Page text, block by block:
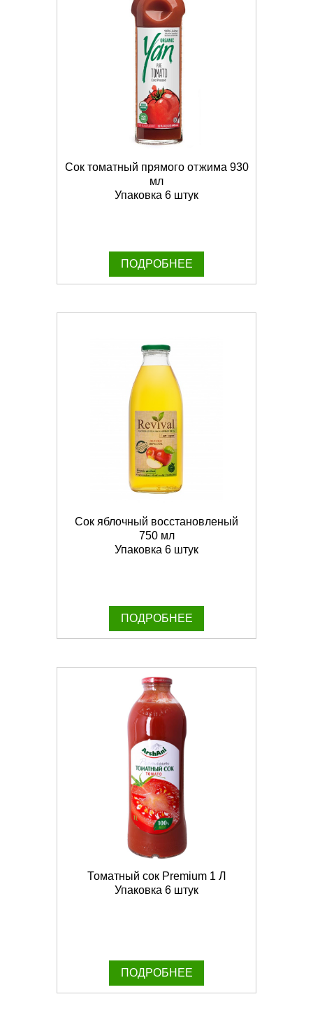
Сок томатный прямого отжима 930
мл
Упаковка 6 штук
ПОДРОБНЕЕ
Сок яблочный восстановленый
750 мл
Упаковка 6 штук
ПОДРОБНЕЕ
Томатный сок Premium 1 Л
Упаковка 6 штук
ПОДРОБНЕЕ